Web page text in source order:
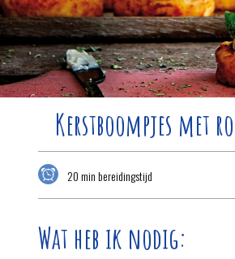
Kerstboompjes met
20 min bereidingstijd
Wat heb ik nodig: